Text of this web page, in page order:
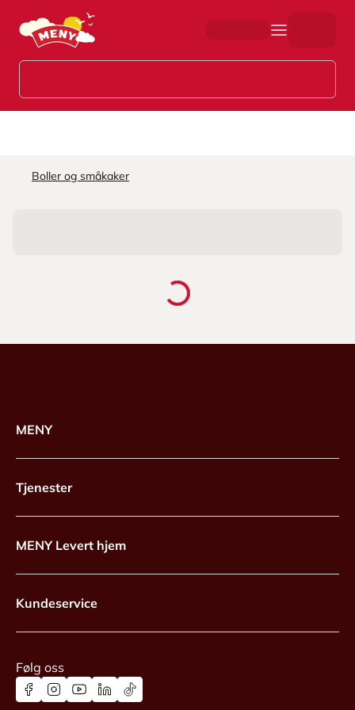
Hopp til hovedinnhold
Boller og småkaker
MENY
Tjenester
MENY Levert hjem
Kundeservice
Følg oss